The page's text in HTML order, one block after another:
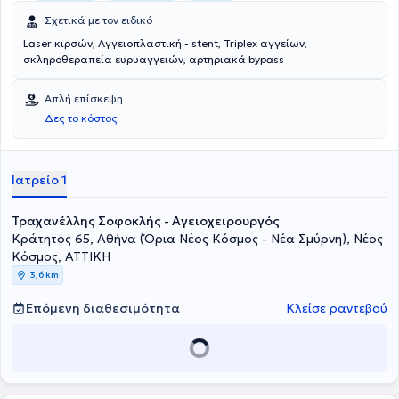
Σχετικά με τον ειδικό
Laser κιρσών, Αγγειοπλαστική - stent, Triplex αγγείων,
σκληροθεραπεία ευρυαγγειών, αρτηριακά bypass
Απλή επίσκεψη
Δες το κόστος
Ιατρείο 1
Τραχανέλλης Σοφοκλής - Αγειοχειρουργός
Κράτητος 65, Αθήνα (Όρια Νέος Κόσμος - Νέα Σμύρνη), Νέος
Κόσμος, ΑΤΤΙΚΗ
3,6 km
Επόμενη διαθεσιμότητα Κλείσε ραντεβού